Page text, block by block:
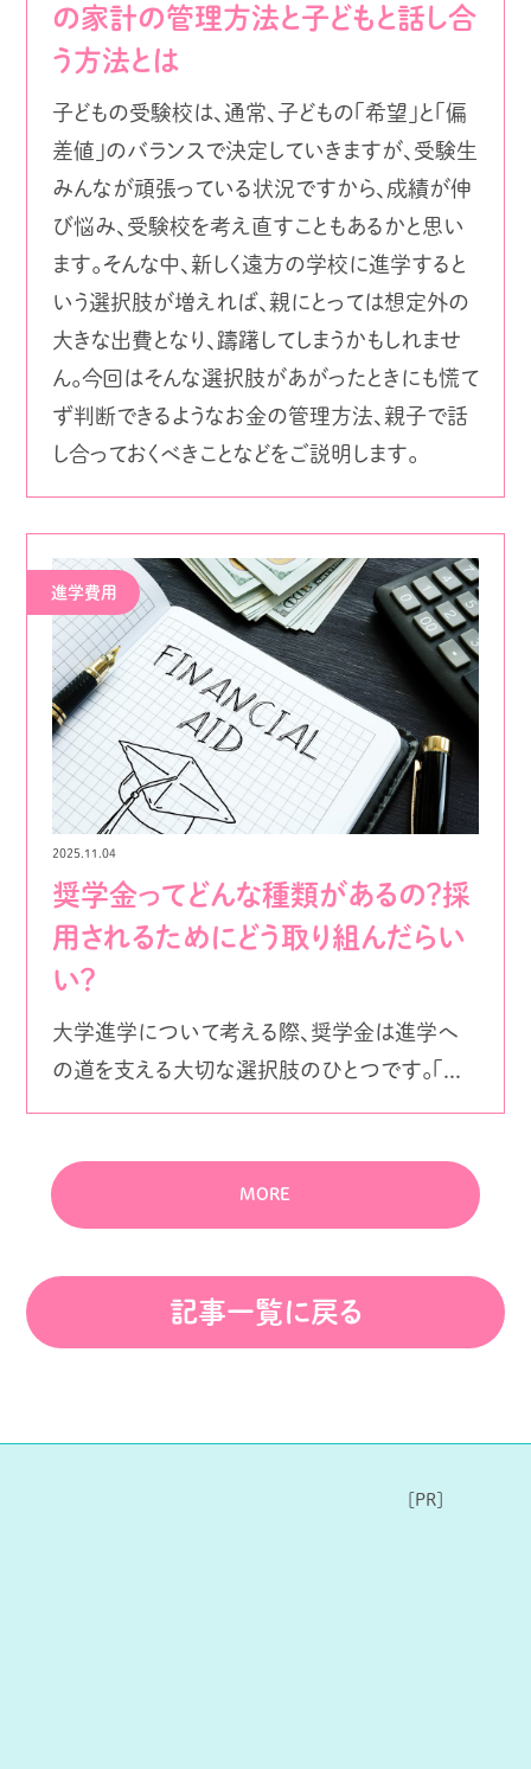
の家計の管理方法と子どもと話し合
う方法とは
子どもの受験校は、通常、子どもの「希望」と「偏
差値」のバランスで決定していきますが、受験生
みんなが頑張っている状況ですから、成績が伸
び悩み、受験校を考え直すこともあるかと思い
ます。そんな中、新しく遠方の学校に進学すると
いう選択肢が増えれば、親にとっては想定外の
大きな出費となり、躊躇してしまうかもしれませ
ん。今回はそんな選択肢があがったときにも慌て
ず判断できるようなお金の管理方法、親子で話
し合っておくべきことなどをご説明します。
進学費用
2025.11.04
奨学金ってどんな種類があるの？採
用されるためにどう取り組んだらい
い？
大学進学について考える際、奨学金は進学へ
の道を支える大切な選択肢のひとつです。「...
MORE
記事一覧に戻る